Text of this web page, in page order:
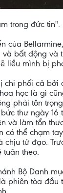
trong đức tin".
của
bất động và
liều mình bị
phối cả bởi
học là gì
phải tôn
thư ngày
và làm tổn
có thể chạm
chịu tử đạo.
theo.
Bộ Danh
phiên tòa đầu